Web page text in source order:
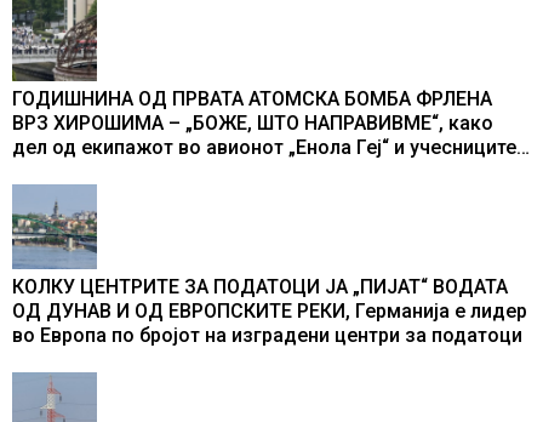
ГОДИШНИНА ОД ПРВАТА АТОМСКА БОМБА ФРЛЕНА
ВРЗ ХИРОШИМА – „БОЖЕ, ШТО НАПРАВИВМЕ“, како
дел од екипажот во авионот „Енола Геј“ и учесниците
промени текот на историјата
КОЛКУ ЦЕНТРИТЕ ЗА ПОДАТОЦИ ЈА „ПИЈАТ“ ВОДАТА
ОД ДУНАВ И ОД ЕВРОПСКИТЕ РЕКИ, Германија е лидер
во Европа по бројот на изградени центри за податоци